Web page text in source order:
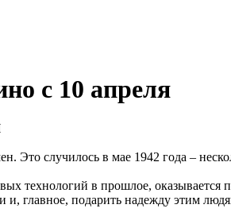
с 10 апреля
случилось в мае 1942 года –
технологий в прошлое,
и, главное, подарить надежду этим